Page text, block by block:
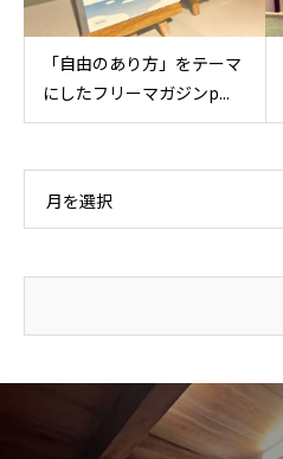
「自由のあり方」をテーマ
にしたフリーマガジンp...
月を選択